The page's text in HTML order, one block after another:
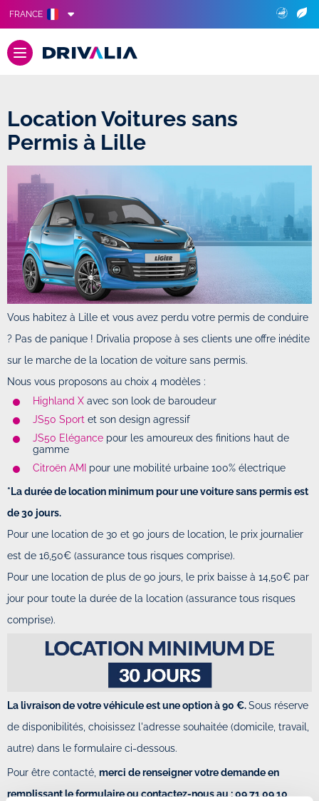
FRANCE
Location Voitures sans
Permis à Lille
Vous habitez à Lille et vous avez perdu votre permis de conduire
? Pas de panique ! Drivalia propose à ses clients une offre inédite
sur le marche de la location de voiture sans permis.
Nous vous proposons au choix 4 modèles :
Highland X avec son look de baroudeur
JS50 Sport et son design agressif
JS50 Elégance pour les amoureux des finitions haut de
gamme
Citroën AMI pour une mobilité urbaine 100% électrique
*La durée de location minimum pour une voiture sans permis est
de 30 jours.
Pour une location de 30 et 90 jours de location, le prix journalier
est de 16,50€ (assurance tous risques comprise).
Pour une location de plus de 90 jours, le prix baisse à 14,50€ par
jour pour toute la durée de la location (assurance tous risques
comprise).
La livraison de votre véhicule est une option à 90 €.Sous réserve
de disponibilités, choisissez l'adresse souhaitée (domicile, travail,
autre) dans le formulaire ci-dessous.
Pour être contacté, merci de renseigner votre demande en
remplissant le formulaire ou contactez-nous au : 09 71 09 10